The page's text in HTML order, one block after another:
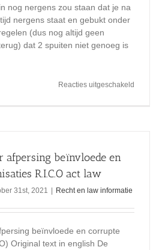
nog nergens zou staan dat je na
nergens staat en gebukt onder
(dus nog altijd geen
dat 2 spuiten niet genoeg is
Reacties uitgeschakeld
afpersing beïnvloede en
R.I.C.O act law
31st, 2021 | Recht en law informatie
beïnvloede en corrupte
Original text in english De